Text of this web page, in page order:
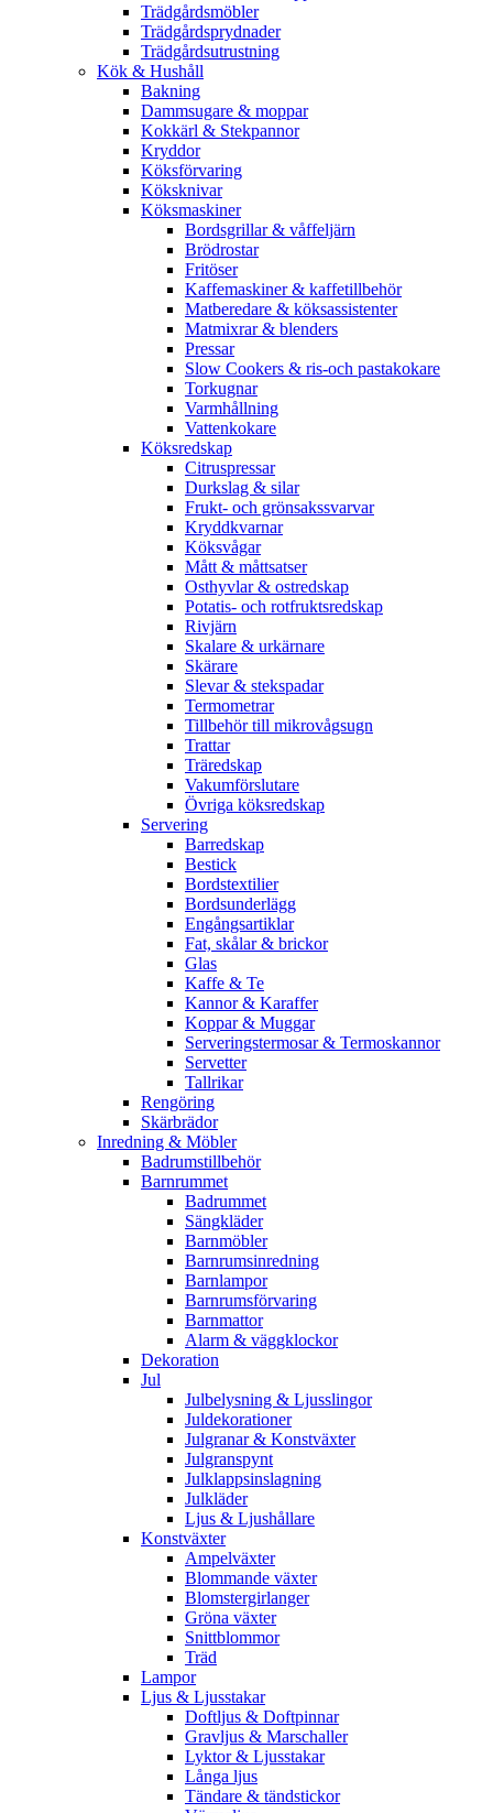
Trädgårdsmöbler
Trädgårdsprydnader
Trädgårdsutrustning
Kök & Hushåll
Bakning
Dammsugare & moppar
Kokkärl & Stekpannor
Kryddor
Köksförvaring
Köksknivar
Köksmaskiner
Bordsgrillar & våffeljärn
Brödrostar
Fritöser
Kaffemaskiner & kaffetillbehör
Matberedare & köksassistenter
Matmixrar & blenders
Pressar
Slow Cookers & ris-och pastakokare
Torkugnar
Varmhållning
Vattenkokare
Köksredskap
Citruspressar
Durkslag & silar
Frukt- och grönsakssvarvar
Kryddkvarnar
Köksvågar
Mått & måttsatser
Osthyvlar & ostredskap
Potatis- och rotfruktsredskap
Rivjärn
Skalare & urkärnare
Skärare
Slevar & stekspadar
Termometrar
Tillbehör till mikrovågsugn
Trattar
Träredskap
Vakumförslutare
Övriga köksredskap
Servering
Barredskap
Bestick
Bordstextilier
Bordsunderlägg
Engångsartiklar
Fat, skålar & brickor
Glas
Kaffe & Te
Kannor & Karaffer
Koppar & Muggar
Serveringstermosar & Termoskannor
Servetter
Tallrikar
Rengöring
Skärbrädor
Inredning & Möbler
Badrumstillbehör
Barnrummet
Badrummet
Sängkläder
Barnmöbler
Barnrumsinredning
Barnlampor
Barnrumsförvaring
Barnmattor
Alarm & väggklockor
Dekoration
Jul
Julbelysning & Ljusslingor
Juldekorationer
Julgranar & Konstväxter
Julgranspynt
Julklappsinslagning
Julkläder
Ljus & Ljushållare
Konstväxter
Ampelväxter
Blommande växter
Blomstergirlanger
Gröna växter
Snittblommor
Träd
Lampor
Ljus & Ljusstakar
Doftljus & Doftpinnar
Gravljus & Marschaller
Lyktor & Ljusstakar
Långa ljus
Tändare & tändstickor